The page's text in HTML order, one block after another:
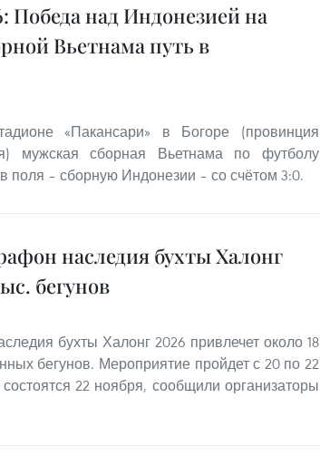
Победа над Индонезией на
Вьетнама путь в
«Пакансари» в Богоре (провинция
мужская сборная Вьетнама по футболу
поля – сборную Индонезии – со счётом 3:0.
наследия бухты Халонг
бегунов
бухты Халонг 2026 привлечет около 18
бегунов. Мероприятие пройдет с 20 по 22
22 ноября, сообщили организаторы